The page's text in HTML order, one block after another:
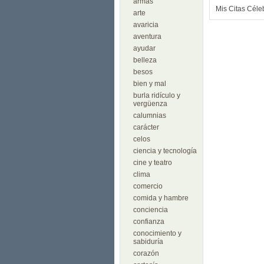
arte
avaricia
aventura
ayudar
belleza
besos
bien y mal
burla ridículo y
vergüenza
calumnias
carácter
celos
ciencia y tecnología
cine y teatro
clima
comercio
comida y hambre
conciencia
confianza
conocimiento y
sabiduría
corazón
Mis Citas